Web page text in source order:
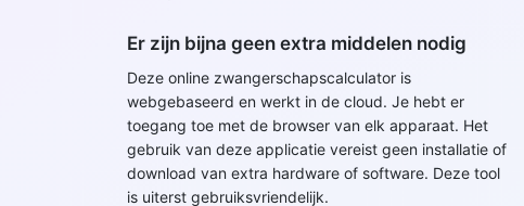
Er zijn bijna geen extra middelen nodig
Deze online zwangerschapscalculator is
webgebaseerd en werkt in de cloud. Je hebt er
toegang toe met de browser van elk apparaat. Het
gebruik van deze applicatie vereist geen installatie of
download van extra hardware of software. Deze tool
is uiterst gebruiksvriendelijk.